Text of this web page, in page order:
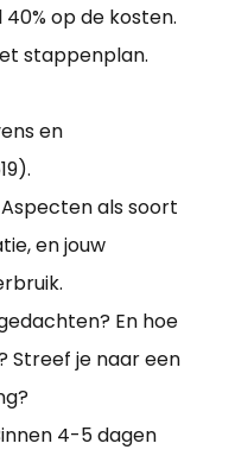
op de kosten.
stappenplan.
en
als soort
en jouw
En hoe
Streef je naar een
4-5 dagen